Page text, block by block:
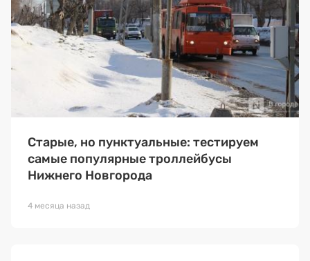
Старые, но пунктуальные: тестируем
самые популярные троллейбусы
Нижнего Новгорода
4 месяца назад